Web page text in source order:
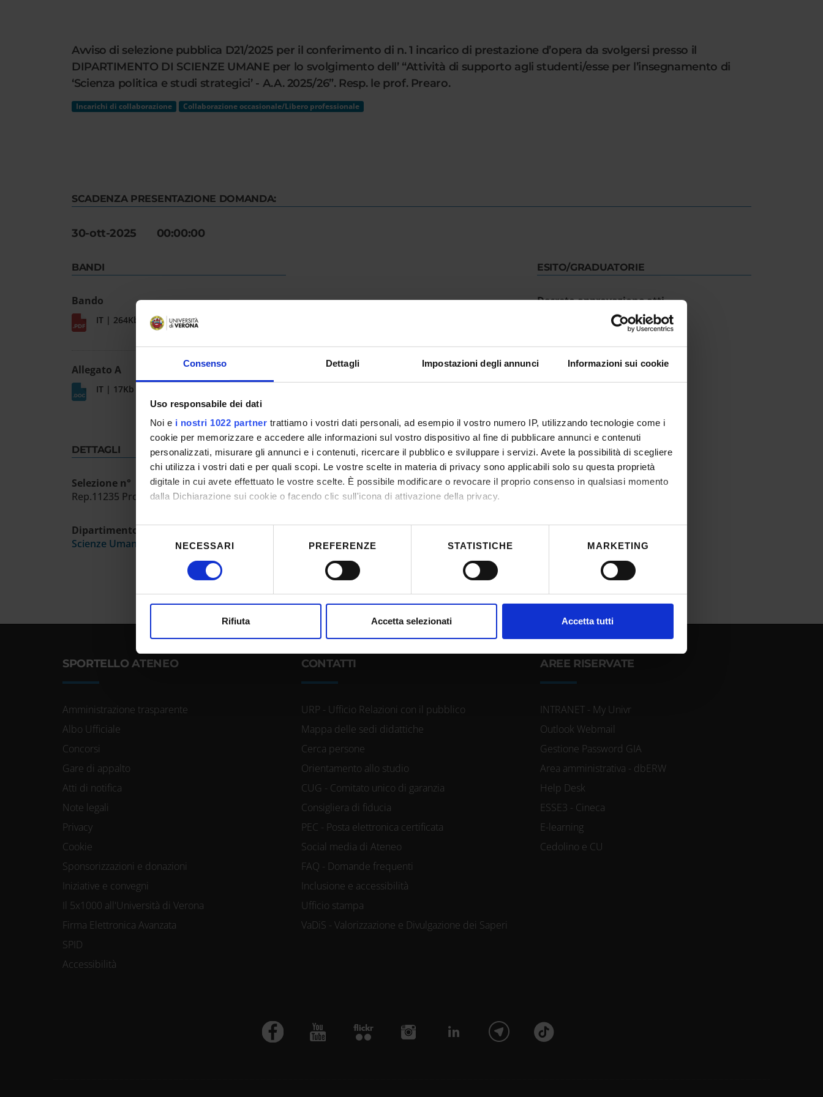
Consenso Dettagli Impostazioni degli annunci Informazioni sui cookie
Uso responsabile dei dati
Noi e i nostri 1022 partner trattiamo i vostri dati personali, ad esempio il vostro numero IP, utilizzando tecnologie come i
cookie per memorizzare e accedere alle informazioni sul vostro dispositivo al fine di pubblicare annunci e contenuti
personalizzati, misurare gli annunci e i contenuti, ricercare il pubblico e sviluppare i servizi. Avete la possibilità di scegliere
chi utilizza i vostri dati e per quali scopi. Le vostre scelte in materia di privacy sono applicabili solo su questa proprietà
digitale in cui avete effettuato le vostre scelte. È possibile modificare o revocare il proprio consenso in qualsiasi momento
dalla Dichiarazione sui cookie o facendo clic sull'icona di attivazione della privacy.
Con il tuo consenso, vorremmo anche:
raccogliere informazioni sulla tua posizione geografica, con un'approssimazione di qualche metro,
Approfondisci come vengono elaborati i tuoi dati personali e imposta le tue preferenze nella
sezione dettagli . Puoi
Utilizziamo i cookie per personalizzare contenuti ed annunci, per fornire funzionalità dei social media e per analizzare il
che hanno raccolto dal tuo utilizzo dei loro servizi.
Selezione
del
NECESSARI PREFERENZE STATISTICHE MARKETING
Rifiuta Accetta selezionati Accetta tutti
Avviso di selezione pubblica D21/2025 per il conferimento di n. 1 incarico di prestazione d’opera da svolgersi presso il
DIPARTIMENTO DI SCIENZE UMANE per lo svolgimento dell’ “Attività di supporto agli studenti/esse per l’insegnamento di
‘Scienza politica e studi strategici’ - A.A. 2025/26”. Resp. le prof. Prearo.
Incarichi di collaborazione Collaborazione occasionale/Libero professionale
SCADENZA PRESENTAZIONE DOMANDA:
30-ott-2025 00:00:00
BANDI
Bando
IT | 264Kb
Allegato A
IT | 17Kb
DETTAGLI
Selezione n°
Rep.11235 Prot.460954 23/10/25
Dipartimento
Scienze Umane
ESITO/GRADUATORIE
Decreto approvazione atti
SPORTELLO ATENEO
Amministrazione trasparente
Albo Ufficiale
Concorsi
Gare di appalto
Atti di notifica
Note legali
Privacy
Cookie
Sponsorizzazioni e donazioni
Iniziative e convegni
Il 5x1000 all'Università di Verona
Firma Elettronica Avanzata
SPID
Accessibilità
CONTATTI
URP - Ufficio Relazioni con il pubblico
Mappa delle sedi didattiche
Cerca persone
Orientamento allo studio
CUG - Comitato unico di garanzia
Consigliera di fiducia
PEC - Posta elettronica certificata
Social media di Ateneo
FAQ - Domande frequenti
Inclusione e accessibilità
Ufficio stampa
VaDiS - Valorizzazione e Divulgazione dei Saperi
AREE RISERVATE
INTRANET - My Univr
Outlook Webmail
Gestione Password GIA
Area amministrativa - dbERW
Help Desk
ESSE3 - Cineca
E-learning
Cedolino e CU